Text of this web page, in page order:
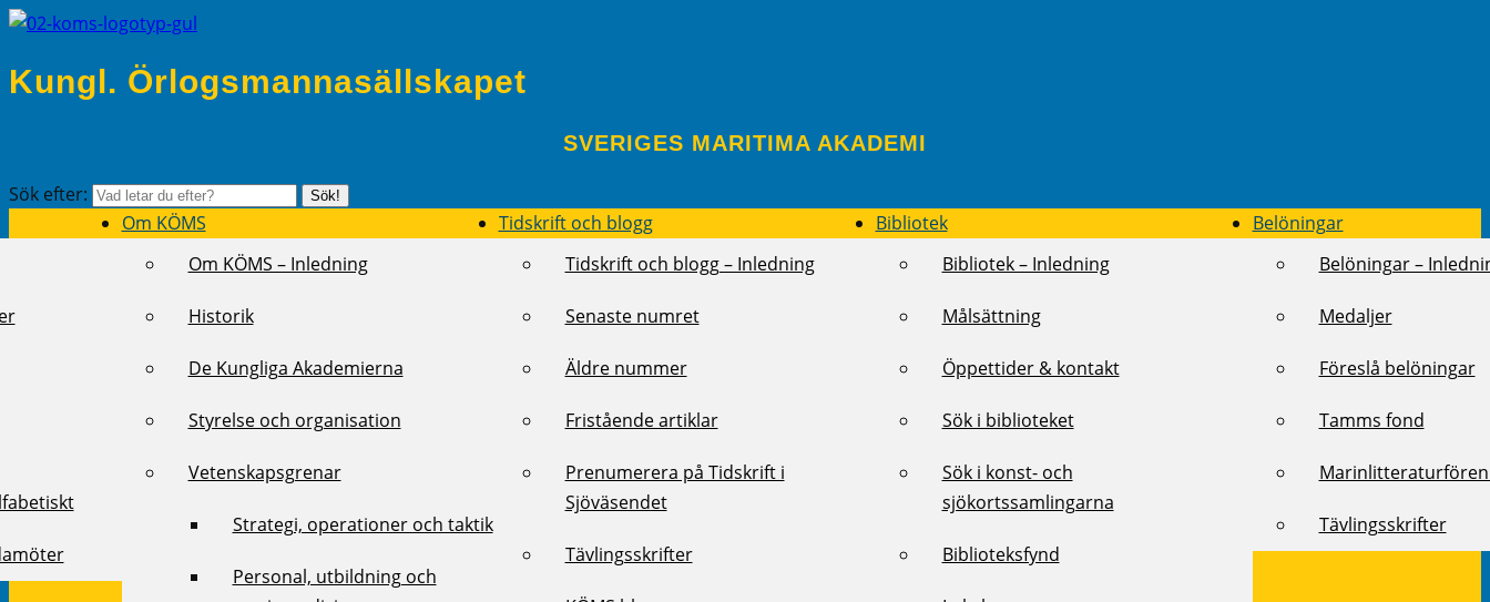
Kungl. Örlogsmannasällskapet
SVERIGES MARITIMA AKADEMI
Sök efter: Sök!
Om KÖMS
Om KÖMS – Inledning
Historik
De Kungliga Akademierna
Styrelse och organisation
Vetenskapsgrenar
Strategi, operationer och taktik
Personal, utbildning och
Tidskrift och blogg
Tidskrift och blogg – Inledning
Senaste numret
Äldre nummer
Fristående artiklar
Prenumerera på Tidskrift i
Sjöväsendet
Tävlingsskrifter
Bibliotek
Bibliotek – Inledning
Målsättning
Öppettider & kontakt
Sök i biblioteket
Sök i konst- och
sjökortssamlingarna
Biblioteksfynd
Belöningar
Belöningar –
Medaljer
Föreslå belöningar
Tamms fond
Tävlingsskrifter